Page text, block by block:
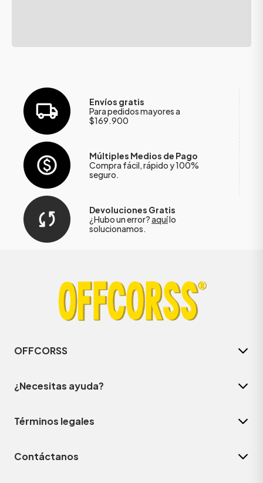
Envíos gratis
Para pedidos mayores a
$169.900
Múltiples Medios de Pago
Compra fácil, rápido y 100%
seguro.
Devoluciones Gratis
¿Hubo un error?aquílo
solucionamos.
OFFCORSS
¿Necesitas ayuda?
Términos legales
Contáctanos